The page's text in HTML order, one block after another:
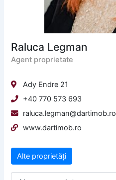
Raluca Legman
Agent proprietate
Ady Endre 21
+40 770 573 693
raluca.legman@dartimob.ro
www.dartimob.ro
Alte proprietăți